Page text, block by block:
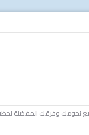
تابع نجومك وفرقك المفضلة